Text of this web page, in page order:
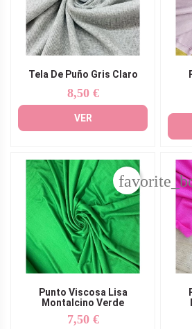
Tela De Puño Gris Claro
Precio
8,50 €
VER
Punto Viscosa Lisa
Montalcino Verde
Precio
7,50 €